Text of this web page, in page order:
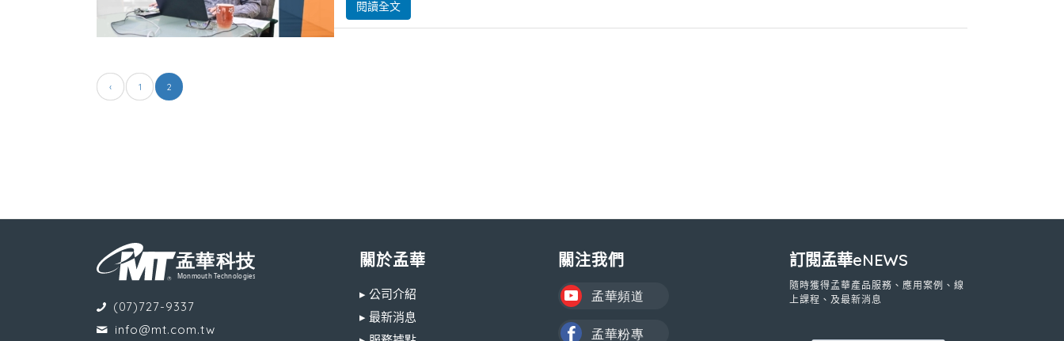
閱讀全文
‹ 1 2
(07)727-9337
info@mt.com.tw
關於孟華
▸ 公司介紹
▸ 最新消息
關注我們 訂閱孟華eNEWS
隨時獲得孟華產品服務、應用案例、線
上課程、及最新消息